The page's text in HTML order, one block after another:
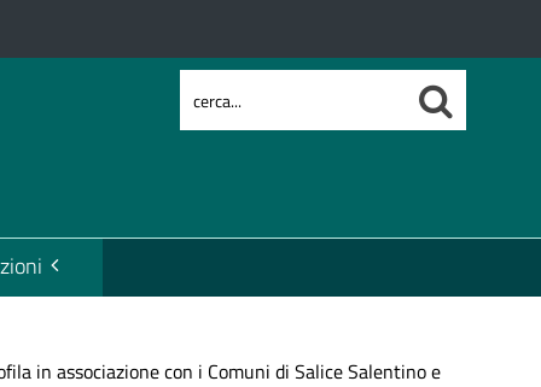
in associazione con i Comuni di Salice Salentino e